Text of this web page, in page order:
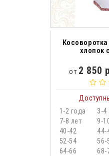
хлопок
от 2 850
1-2 года
3-4
7-8 лет
9-
40-42
44-
52-54
56-
64-66
68-